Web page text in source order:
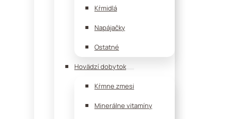
Kŕmidlá
Napájačky
Ostatné
Hovädzí dobytok
Kŕmne zmesi
Minerálne vitamíny